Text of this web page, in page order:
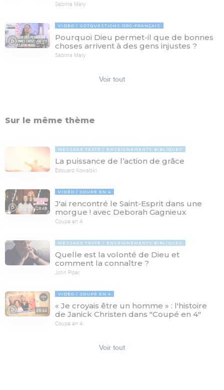
Sabrina Mary
05:27
VIDÉO GOTQUESTIONS.ORG-FRANÇAIS
Pourquoi Dieu permet-il que de bonnes
choses arrivent à des gens injustes ?
Sabrina Mary
Voir tout
Sur le même thème
MESSAGE TEXTE ENSEIGNEMENTS BIBLIQUES
La puissance de l’action de grâce
Edouard Kowalski
29:46
VIDÉO COUPÉ EN 4
J'ai rencontré le Saint-Esprit dans une
morgue ! avec Deborah Gagnieux
Coupé en 4
MESSAGE TEXTE ENSEIGNEMENTS BIBLIQUES
Quelle est la volonté de Dieu et
comment la connaître ?
John Piper
49:44
VIDÉO COUPÉ EN 4
« Je croyais être un homme » : l'histoire
de Janick Christen dans "Coupé en 4"
Coupé en 4
Voir tout